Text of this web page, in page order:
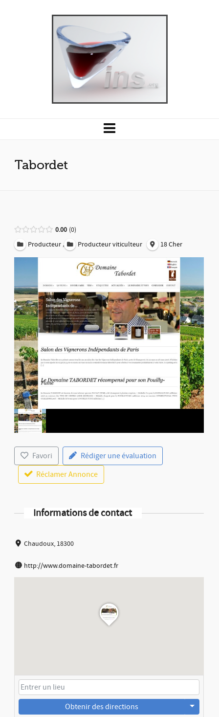
Tabordet
0.00 0
Producteur , Producteur viticulteur 18 Cher
Favori
Rédiger une évaluation
Réclamer Annonce
Informations de contact
Chaudoux, 18300
http://www.domaine-tabordet.fr
Obtenir des directions